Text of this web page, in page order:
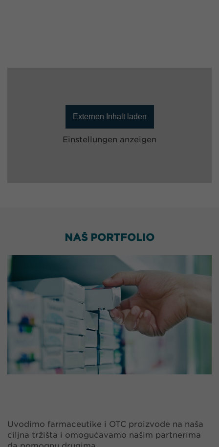
Externen Inhalt laden
Einstellungen anzeigen
NAŠ PORTFOLIO
Uvodimo farmaceutike i OTC proizvode na naša
ciljna tržišta i omogućavamo našim partnerima